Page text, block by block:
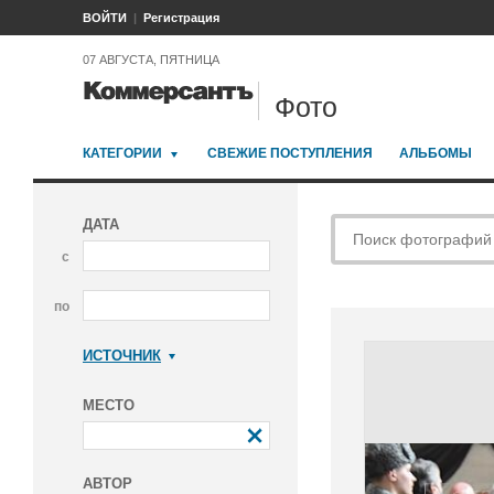
ВОЙТИ Регистрация
07 АВГУСТА, ПЯТНИЦА
Фото
КАТЕГОРИИ СВЕЖИЕ ПОСТУПЛЕНИЯ АЛЬБОМЫ
ДАТА
с
по
ИСТОЧНИК
МЕСТО
АВТОР